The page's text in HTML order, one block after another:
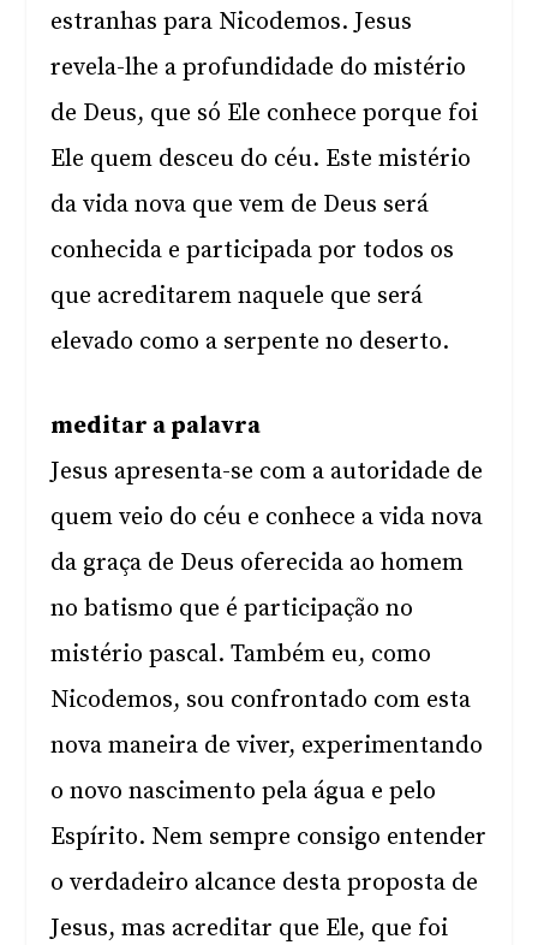
estranhas para Nicodemos. Jesus
revela-lhe a profundidade do mistério
de Deus, que só Ele conhece porque foi
Ele quem desceu do céu. Este mistério
da vida nova que vem de Deus será
conhecida e participada por todos os
que acreditarem naquele que será
elevado como a serpente no deserto.
meditar a palavra
Jesus apresenta-se com a autoridade de
quem veio do céu e conhece a vida nova
da graça de Deus oferecida ao homem
no batismo que é participação no
mistério pascal. Também eu, como
Nicodemos, sou confrontado com esta
nova maneira de viver, experimentando
o novo nascimento pela água e pelo
Espírito. Nem sempre consigo entender
o verdadeiro alcance desta proposta de
Jesus, mas acreditar que Ele, que foi